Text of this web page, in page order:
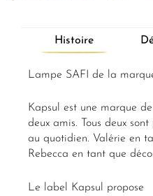
Histoire
Lampe SAFI de la
Kapsul est une marque
deux amis. Tous deux
au quotidien. Valérie en
Rebecca en tant que
Le label Kapsul propose